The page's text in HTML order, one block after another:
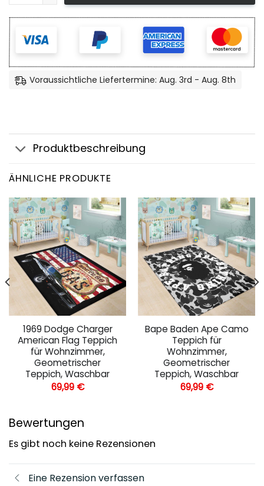
Voraussichtliche Liefertermine: Aug. 3rd - Aug. 8th
Produktbeschreibung
ÄHNLICHE PRODUKTE
1969 Dodge Charger
American Flag Teppich
für Wohnzimmer,
Geometrischer
Teppich, Waschbar
69,99 €
Bape Baden Ape Camo
Teppich für
Wohnzimmer,
Geometrischer
Teppich, Waschbar
69,99 €
Bewertungen
Es gibt noch keine Rezensionen
Eine Rezension verfassen